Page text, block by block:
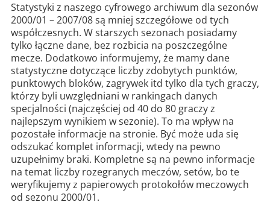
Statystyki z naszego cyfrowego archiwum dla sezonów
2000/01 – 2007/08 są mniej szczegółowe od tych
współczesnych. W starszych sezonach posiadamy
tylko łączne dane, bez rozbicia na poszczególne
mecze. Dodatkowo informujemy, że mamy dane
statystyczne dotyczące liczby zdobytych punktów,
punktowych bloków, zagrywek itd tylko dla tych graczy,
którzy byli uwzględniani w rankingach danych
specjalności (najczęściej od 40 do 80 graczy z
najlepszym wynikiem w sezonie). To ma wpływ na
pozostałe informacje na stronie. Być może uda się
odszukać komplet informacji, wtedy na pewno
uzupełnimy braki. Kompletne są na pewno informacje
na temat liczby rozegranych meczów, setów, bo te
weryfikujemy z papierowych protokołów meczowych
od sezonu 2000/01.